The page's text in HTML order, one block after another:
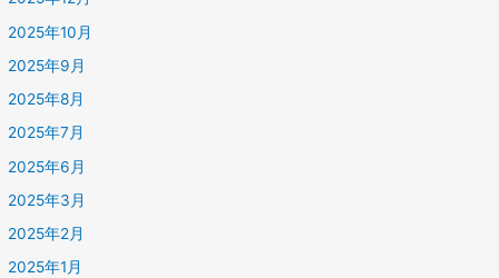
2025年10月
2025年9月
2025年8月
2025年7月
2025年6月
2025年3月
2025年2月
2025年1月